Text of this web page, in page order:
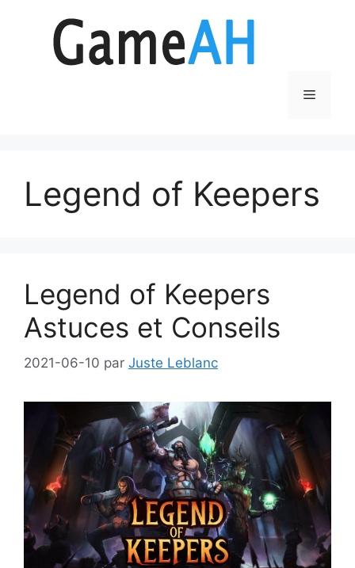
Menu
Legend of Keepers
Legend of Keepers
Astuces et Conseils
2021-06-10 par Juste Leblanc